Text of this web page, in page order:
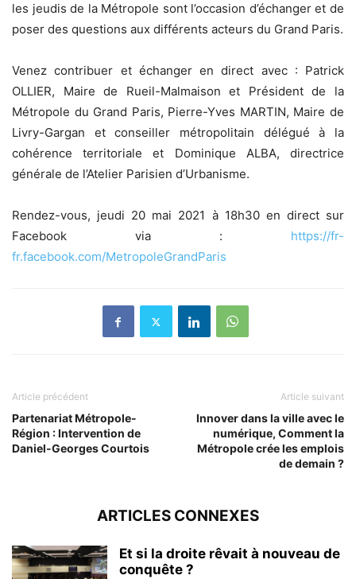
les jeudis de la Métropole sont l’occasion d’échanger et de
poser des questions aux différents acteurs du Grand Paris.
Venez contribuer et échanger en direct avec : Patrick
OLLIER, Maire de Rueil-Malmaison et Président de la
Métropole du Grand Paris, Pierre-Yves MARTIN, Maire de
Livry-Gargan et conseiller métropolitain délégué à la
cohérence territoriale et Dominique ALBA, directrice
générale de l’Atelier Parisien d’Urbanisme.
Rendez-vous, jeudi 20 mai 2021 à 18h30 en direct sur
Facebook via : https://fr-
fr.facebook.com/MetropoleGrandParis
Article précédent
Partenariat Métropole-
Région : Intervention de
Daniel-Georges Courtois
Article suivant
Innover dans la ville avec le
numérique, Comment la
Métropole crée les emplois
de demain ?
ARTICLES CONNEXES
Et si la droite rêvait à nouveau de
conquête ?